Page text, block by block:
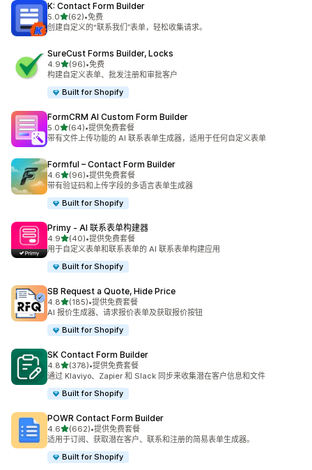
K: Contact Form Builder
5.0星（满分 5 星）
(62)
总共 62 条评论
•免费
创建自定义的“联系我们”表单，轻松收集请求。
SureCust Forms Builder, Locks
4.9星（满分 5 星）
(96)
总共 96 条评论
•免费
构建自定义表单、批发注册和审批客户
Built for Shopify
FormCRM AI Custom Form Builder
5.0星（满分 5 星）
(64)
总共 64 条评论
•提供免费套餐
带有文件上传功能的 AI 联系表单生成器，适用于任何自定义表单
Formful – Contact Form Builder
4.6星（满分 5 星）
(96)
总共 96 条评论
•提供免费套餐
带有验证码和上传字段的多语言表单生成器
Built for Shopify
Primy ‑ AI 联系表单构建器
4.9星（满分 5 星）
(40)
总共 40 条评论
•提供免费套餐
用于自定义表单和联系表单的 AI 联系表单构建应用
Built for Shopify
SB Request a Quote, Hide Price
4.8星（满分 5 星）
(185)
总共 185 条评论
•提供免费套餐
AI 报价生成器、请求报价表单及获取报价按钮
Built for Shopify
SK Contact Form Builder
4.8星（满分 5 星）
(378)
总共 378 条评论
•提供免费套餐
通过 Klaviyo、Zapier 和 Slack 同步来收集潜在客户信息和文件
Built for Shopify
POWR Contact Form Builder
4.6星（满分 5 星）
(662)
总共 662 条评论
•提供免费套餐
适用于订阅、获取潜在客户、联系和注册的简易表单生成器。
Built for Shopify